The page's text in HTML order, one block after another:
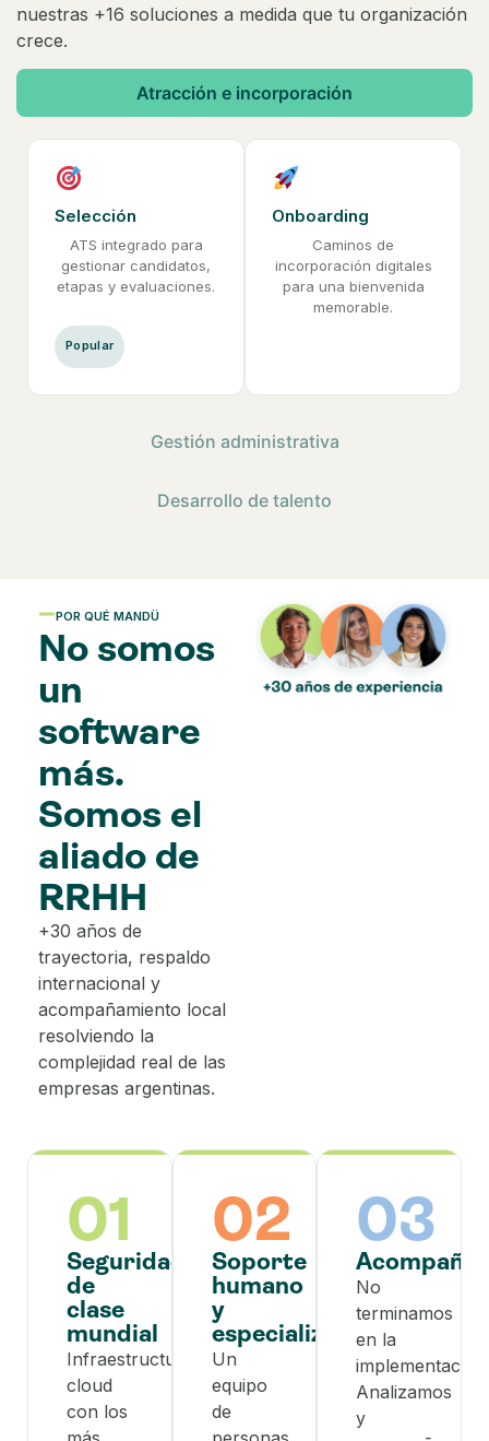
nuestras +16 soluciones a medida que tu organización
crece.
Atracción e incorporación
Gestión administrativa
Desarrollo de talento
Selección
ATS integrado para
gestionar candidatos,
etapas y evaluaciones.
Popular
Onboarding
Caminos de
incorporación digitales
para una bienvenida
memorable.
POR QUÉ MANDÜ
No somos
un
software
más.
Somos el
aliado de
RRHH
+30 años de
trayectoria, respaldo
internacional y
acompañamiento local
resolviendo la
complejidad real de las
empresas argentinas.
01
Seguridad
de
clase
mundial
Infraestructura
cloud
con los
02
Soporte
humano
y
especializado
Un
equipo
de
03
No
terminamos
en la
Analizamos
y